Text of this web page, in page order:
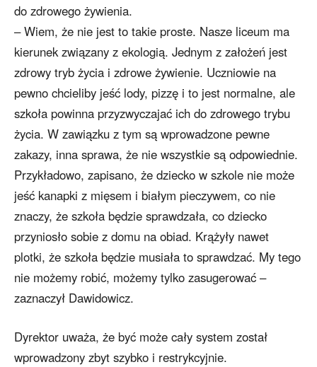
do zdrowego żywienia.
– Wiem, że nie jest to takie proste. Nasze liceum ma
kierunek związany z ekologią. Jednym z założeń jest
zdrowy tryb życia i zdrowe żywienie. Uczniowie na
pewno chcieliby jeść lody, pizzę i to jest normalne, ale
szkoła powinna przyzwyczajać ich do zdrowego trybu
życia. W zawiązku z tym są wprowadzone pewne
zakazy, inna sprawa, że nie wszystkie są odpowiednie.
Przykładowo, zapisano, że dziecko w szkole nie może
jeść kanapki z mięsem i białym pieczywem, co nie
znaczy, że szkoła będzie sprawdzała, co dziecko
przyniosło sobie z domu na obiad. Krążyły nawet
plotki, że szkoła będzie musiała to sprawdzać. My tego
nie możemy robić, możemy tylko zasugerować –
zaznaczył Dawidowicz.
Dyrektor uważa, że być może cały system został
wprowadzony zbyt szybko i restrykcyjnie.